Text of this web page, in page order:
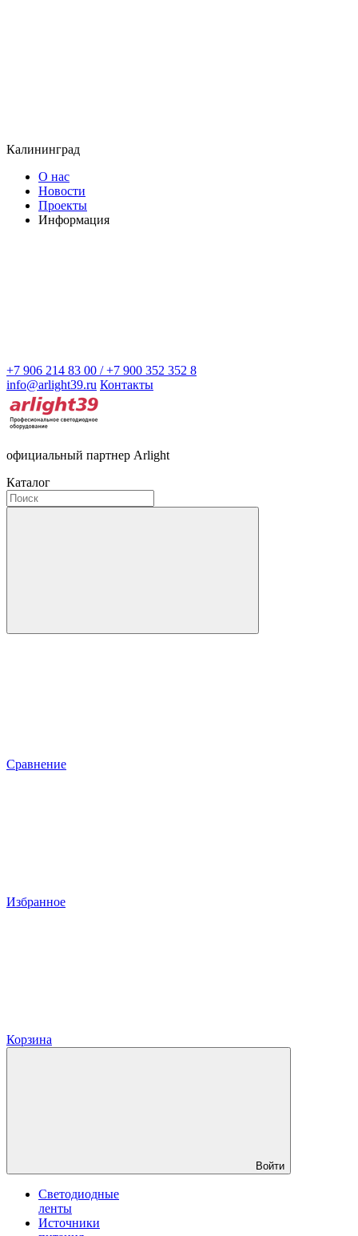
Калининград
О нас
Новости
Проекты
Информация
+7 906 214 83 00 / +7 900 352 352 8
info@arlight39.ru Контакты
официальный партнер Arlight
Каталог
Сравнение
Избранное
Корзина
Войти
Светодиодные
ленты
Источники